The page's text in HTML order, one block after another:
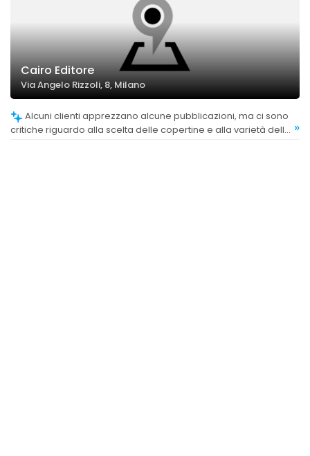
Cairo Editore
Via Angelo Rizzoli, 8, Milano
critiche riguardo alla scelta delle copertine e alla varietà delle »